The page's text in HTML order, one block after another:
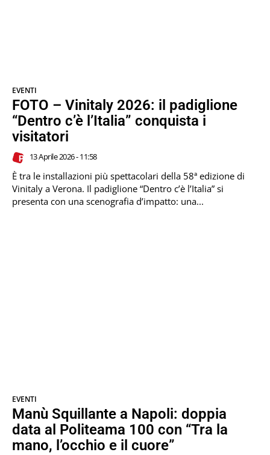
EVENTI
FOTO – Vinitaly 2026: il padiglione
“Dentro c’è l’Italia” conquista i
visitatori
13 Aprile 2026 - 11:58
È tra le installazioni più spettacolari della 58ª edizione di
Vinitaly a Verona. Il padiglione “Dentro c’è l’Italia” si
presenta con una scenografia d’impatto: una...
EVENTI
Manù Squillante a Napoli: doppia
data al Politeama 100 con “Tra la
mano, l’occhio e il cuore”